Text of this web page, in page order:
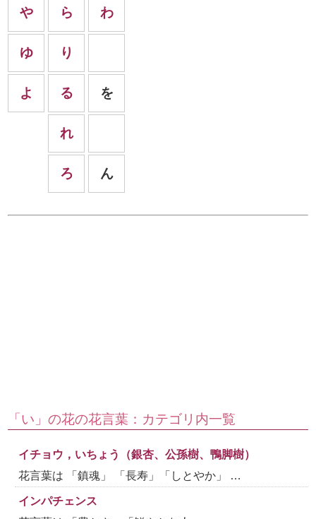
や
ゆ
よ
ら
り
る
れ
ろ
わ
を
ん
「い」の花の花言葉：カテゴリ内一覧
イチョウ，いちょう（銀杏、公孫樹、鴨脚樹）
花言葉は 「鎮魂」 「長寿」「しとやか」 …
インパチェンス